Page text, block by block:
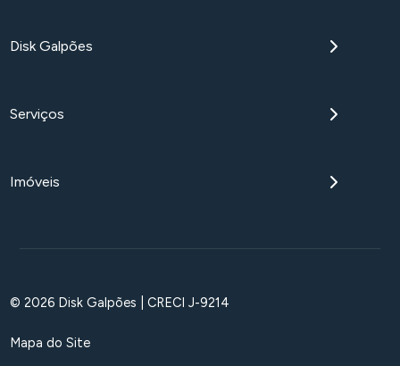
Disk Galpões
Serviços
Imóveis
© 2026 Disk Galpões | CRECI J-9214
Mapa do Site